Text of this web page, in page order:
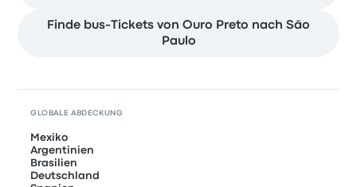
Finde bus-Tickets von Ouro Preto nach São
Paulo
GLOBALE ABDECKUNG
Mexiko
Argentinien
Brasilien
Deutschland